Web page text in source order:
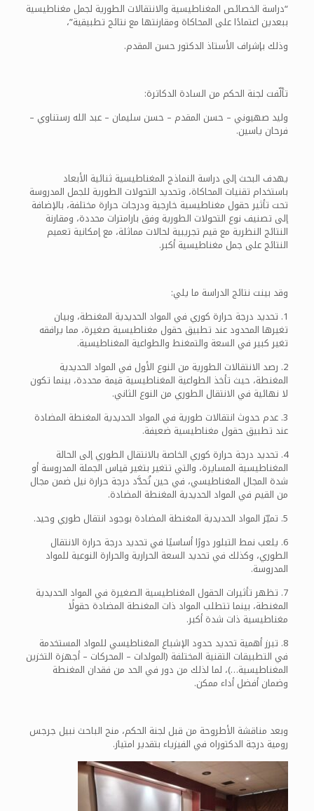
“دراسة الخصائص المغناطيسية والانتقالات الطورية لجمل مغناطيسية
ببعدين اعتمادًا على المحاكاة ومقارنتها مع نتائج تطبيقية”،
وذلك بإشراف الأستاذ الدكتور حسن المقدم.
تألّفت لجنة الحكم من السادة الدكاترة:
وليد صهيوني – حسن المقدم – حسن سليمان – عبد الله رستناوي –
فرحان ياسين.
يهدف البحث إلى دراسة النماذج المغناطيسية ثنائية الأبعاد
باستخدام تقنيات المحاكاة، وتحديد التحولات الطورية للجمل المدروسة
تحت تأثير حقول مغناطيسية خارجية ودرجات حرارة مختلفة، بالإضافة
إلى تصنيف نوع التحولات الطورية وفق بارامترات محددة، ومقارنة
النتائج النظرية مع قيم تجريبية لحالات مماثلة، مع إمكانية تعميم
النتائج على جمل مغناطيسية أكبر.
وقد بينت نتائج الدراسة ما يلي:
1. تحديد درجة حرارة كوري في المواد الحديدية المغنطة، وبيان
تغيرها المحدود عند تطبيق حقول مغناطيسية صغيرة، مما يرافقه
تغير كبير في السعة والتمغنط والطواعية المغناطيسية.
2. رصد الانتقالات الطورية من النوع الأول في المواد الحديدية
المغنطة، حيث تأخذ الطواعية المغناطيسية قيمة محددة، بينما تكون
لا نهائية في الانتقال الطوري من النوع الثاني.
3. عدم حدوث انتقالات طورية في المواد الحديدية المغنطة المضادة
عند تطبيق حقول مغناطيسية ضعيفة.
4. تحديد درجة حرارة كوري الخاصة بالانتقال الطوري إلى الحالة
المغناطيسية المسايرة، والتي تتغير بتغير قياس الجملة المدروسة أو
شدة المجال المغناطيسي، في حين تُحدَّد درجة حرارة نيل ضمن مجال
من القيم في المواد الحديدية المغنطة المضادة.
5. تميّز المواد الحديدية المغنطة المضادة بوجود انتقال طوري وحيد.
6. يلعب نمط التبلور دورًا أساسيًا في تحديد درجة حرارة الانتقال
الطوري، وكذلك في تحديد السعة الحرارية والحرارة النوعية للمواد
المدروسة.
7. تظهر تأثيرات الحقول المغناطيسية الصغيرة في المواد الحديدية
المغنطة، بينما تتطلب المواد ذات المغنطة المضادة حقولًا
مغناطيسية ذات شدة أكبر.
8. تبرز أهمية تحديد حدود الإشباع المغناطيسي للمواد المستخدمة
في التطبيقات التقنية المختلفة (المولدات – المحركات – أجهزة التخزين
المغناطيسية…)، لما لذلك من دور في الحد من فقدان المغنطة
وضمان أفضل أداء ممكن.
وبعد مناقشة الأطروحة من قبل لجنة الحكم، منح الباحث نبيل جرجس
رومية درجة الدكتوراه في الفيزياء بتقدير امتياز.